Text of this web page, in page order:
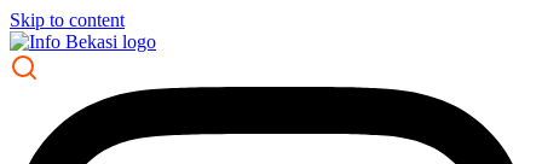
Skip to content